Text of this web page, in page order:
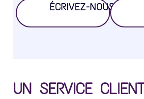
ÉCRIVEZ-NOUS !
UN SERVICE